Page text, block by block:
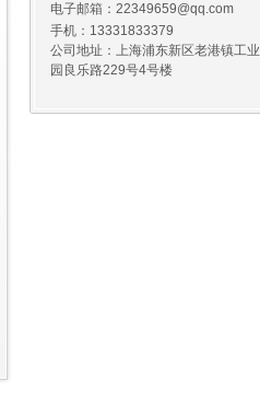
电子邮箱：22349659@qq.com
手机：13331833379
公司地址：上海浦东新区老港镇工业
园良乐路229号4号楼